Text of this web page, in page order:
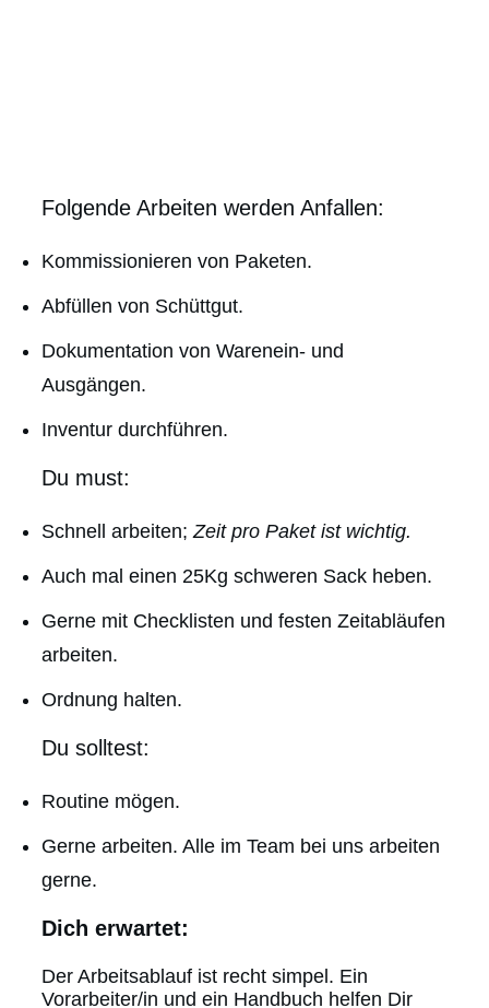
Folgende Arbeiten werden Anfallen:
Kommissionieren von Paketen.
Abfüllen von Schüttgut.
Dokumentation von Warenein- und
Ausgängen.
Inventur durchführen.
Du must:
Schnell arbeiten; Zeit pro Paket ist wichtig.
Auch mal einen 25Kg schweren Sack heben.
Gerne mit Checklisten und festen Zeitabläufen
arbeiten.
Ordnung halten.
Du solltest:
Routine mögen.
Gerne arbeiten. Alle im Team bei uns arbeiten
gerne.
Dich erwartet:
Der Arbeitsablauf ist recht simpel. Ein
Vorarbeiter/in und ein Handbuch helfen Dir